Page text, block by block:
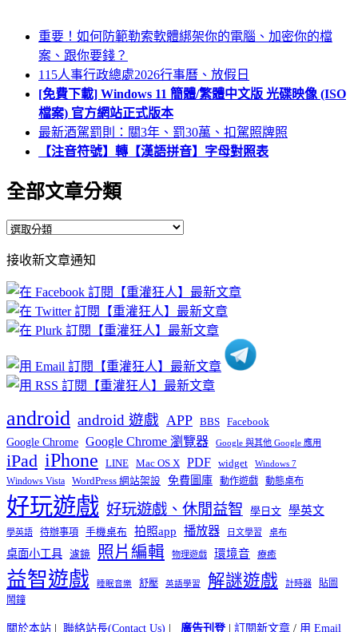
重要！如何防範勒索軟體綁架你的電腦、加密你的檔
案、跟你要錢？
115人事行政總處2026行事曆、放假日
[免費下載] Windows 11 簡體/繁體中文版 光碟映像 (ISO
檔案) 官方網站正式版本
最新酒駕罰則：關3年、罰30萬、扣駕照牌照
【注音符號】轉【漢語拼音】字母對照表
全部文章分類
全
文
章
分
類
接收新文章通知
android android 遊戲 APP BBS Facebook
Google Chrome Google Chrome 瀏覽器 Google 與其他 Google 應用
iPad iPhone LINE Mac OS X PDF widget Windows 7
Windows Vista WordPress 網站架設 免費圖庫 動作遊戲 動態桌布
好玩遊戲 好玩遊戲、休閒益智 學日文 學英文
學英語 待辦事項 手機桌布 拍照app 播放器 日文學習 桌布
桌面小工具 濾鏡 照片編輯 物理遊戲 環境音 療癒
益智遊戲 睡眠音樂 舒壓 英語學習 解謎遊戲 計時器
貼圖
鬧鐘
關於本站 | 聯絡站長(Contact Us) | 廣告刊登| 訂閱新文章 / 用 Email